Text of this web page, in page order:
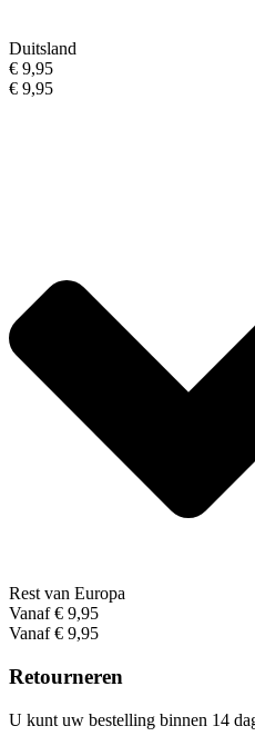
Duitsland
€ 9,95
€ 9,95
Rest van Europa
Vanaf € 9,95
Vanaf € 9,95
Retourneren
U kunt uw bestelling binnen 14